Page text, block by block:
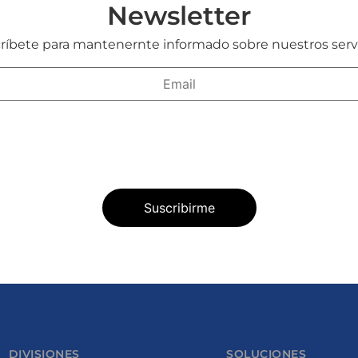
Newsletter
para mantenernte informado sobre nuestros
DIVISIONES SOLUCIONES